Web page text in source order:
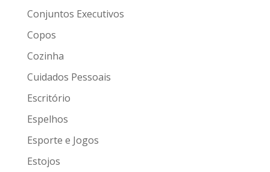
Conjuntos Executivos
Copos
Cozinha
Cuidados Pessoais
Escritório
Espelhos
Esporte e Jogos
Estojos